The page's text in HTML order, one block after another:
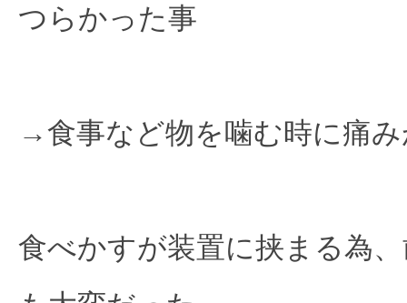
つらかった事
→食事など物を噛む時に痛
食べかすが装置に挟まる為